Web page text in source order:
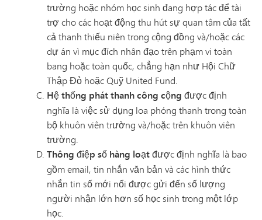
trường hoặc nhóm học sinh đang hợp tác để tài
trợ cho các hoạt động thu hút sự quan tâm của tất
cả thanh thiếu niên trong cộng đồng và/hoặc các
dự án vì mục đích nhân đạo trên phạm vi toàn
bang hoặc toàn quốc, chẳng hạn như Hội Chữ
Thập Đỏ hoặc Quỹ United Fund.
Hệ thống phát thanh công cộng được định
nghĩa là việc sử dụng loa phóng thanh trong toàn
bộ khuôn viên trường và/hoặc trên khuôn viên
trường.
Thông điệp số hàng loạtđược định nghĩa là bao
gồm email, tin nhắn văn bản và các hình thức
nhắn tin số mới nổi được gửi đến số lượng
người nhận lớn hơn số học sinh trong một lớp
học.